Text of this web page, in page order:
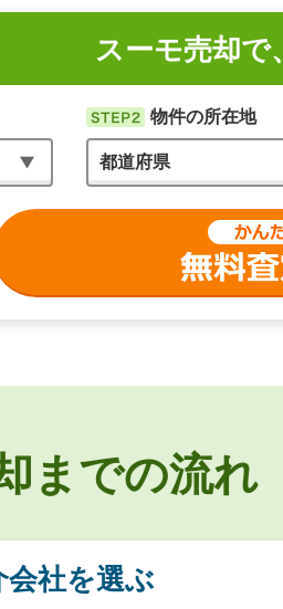
スーモ売却で
物件の所在地
までの流れ
会社を選ぶ